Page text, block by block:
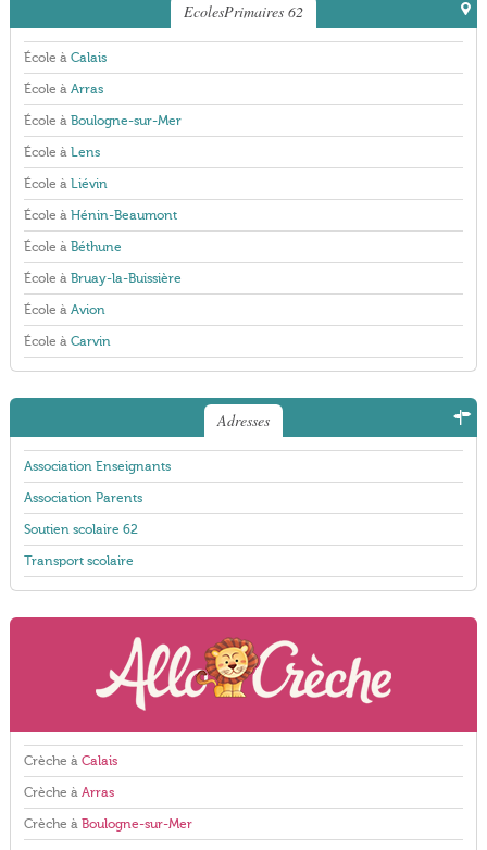
EcolesPrimaires 62
École à Calais
École à Arras
École à Boulogne-sur-Mer
École à Lens
École à Liévin
École à Hénin-Beaumont
École à Béthune
École à Bruay-la-Buissière
École à Avion
École à Carvin
Adresses
Association Enseignants
Association Parents
Soutien scolaire 62
Transport scolaire
Crèche à Calais
Crèche à Arras
Crèche à Boulogne-sur-Mer